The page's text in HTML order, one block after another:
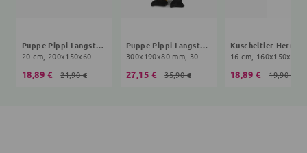
Puppe Pippi Langstrumpf
20 cm, 200x150x60 mm, 10+ Monate, bunt
18,89 € 21,90 €
Puppe Pippi Langstrumpf
300x190x80 mm, 30 cm, 10+ Monate, bunt
27,15 € 35,90 € 18,89 € 19,90 €